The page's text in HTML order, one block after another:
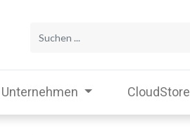
Unternehmen CloudStore